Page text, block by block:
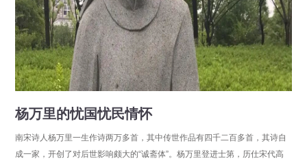
杨万里的忧国忧民情怀
南宋诗人杨万里一生作诗两万多首，其中传世作品有四千二百多首，其诗自
成一家，开创了对后世影响颇大的“诚斋体”。杨万里登进士第，历仕宋代高